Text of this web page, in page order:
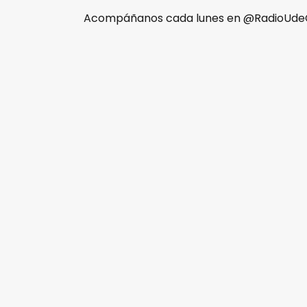
Acompáñanos cada lunes en